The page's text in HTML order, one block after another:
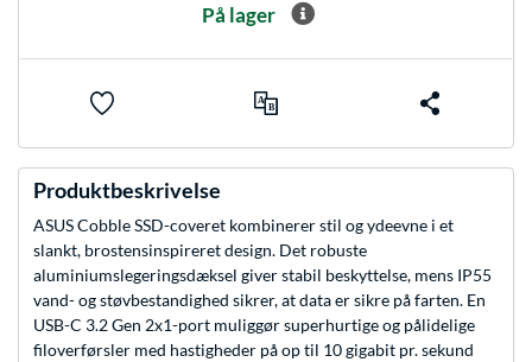
På lager
Produktbeskrivelse
ASUS Cobble SSD-coveret kombinerer stil og ydeevne i et
slankt, brostensinspireret design. Det robuste
aluminiumslegeringsdæksel giver stabil beskyttelse, mens IP55
vand- og støvbestandighed sikrer, at data er sikre på farten. En
USB-C 3.2 Gen 2x1-port muliggør superhurtige og pålidelige
filoverførsler med hastigheder på op til 10 gigabit pr. sekund